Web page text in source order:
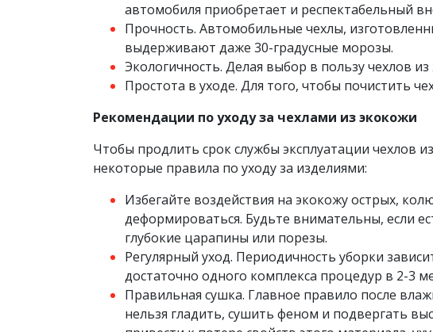
автомобиля приобретает и респектабельный
Прочность. Автомобильные чехлы,
выдерживают даже 30-градусные морозы.
Экологичность. Делая выбор в пользу чехлов
Простота в уходе. Для того, чтобы почистить
Рекомендации по уходу за чехлами из экокожи
Чтобы продлить срок службы эксплуатации чехлов
некоторые правила по уходу за изделиями:
Избегайте воздействия на экокожу острых,
деформироваться. Будьте внимательны, если
глубокие царапины или порезы.
Регулярный уход. Периодичность уборки
достаточно одного комплекса процедур в 2-3
Правильная сушка. Главное правило после
нельзя гладить, сушить феном и подвергать